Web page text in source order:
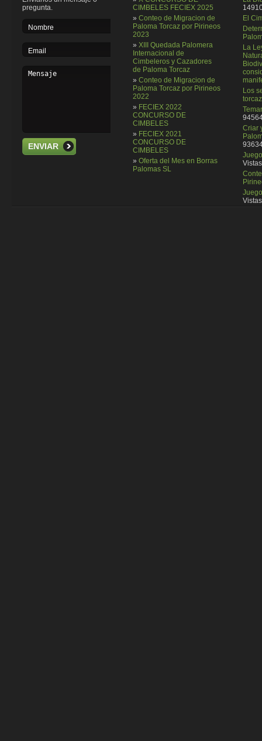
pregunta.
ENVIAR
CIMBELES FECIEX 2025
» Conteo de Migracion de
Paloma Torcaz por Pirineos
2023
» XIII Quedada Palomera
Internacional de
Cimbeleros y Cazadores
de Paloma Torcaz
» Conteo de Migracion de
Paloma Torcaz por Pirineos
2022
» FECIEX 2022
CONCURSO DE
CIMBELES
» FECIEX 2021
CONCURSO DE
CIMBELES
» Oferta del Mes en Borras
Palomas SL
El
La
Los
torcaz
Criar
Vistas
Vistas